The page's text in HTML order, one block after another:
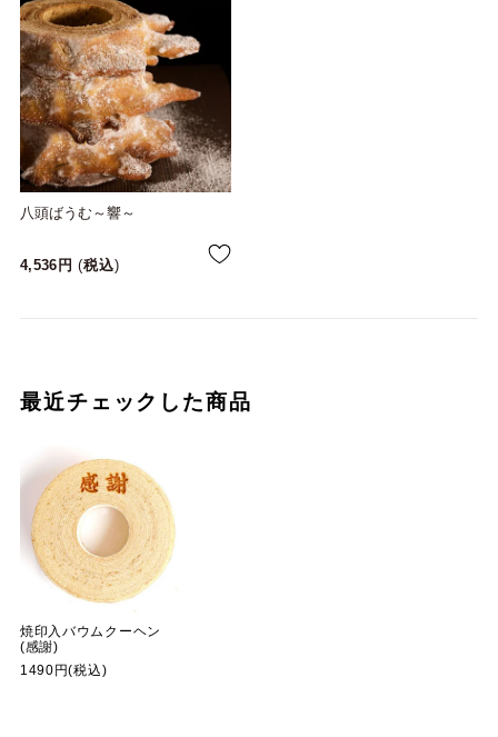
八頭ばうむ～響～
4,536 税込
最近チェックした商品
焼印入バウムクーヘン
(感謝)
1490円(税込)